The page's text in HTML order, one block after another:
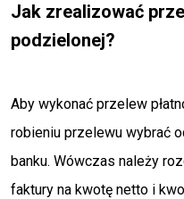
Jak zrealizować
podzielonej?
Aby wykonać przelew
robieniu przelewu wybrać
banku. Wówczas należy
faktury na kwotę netto i